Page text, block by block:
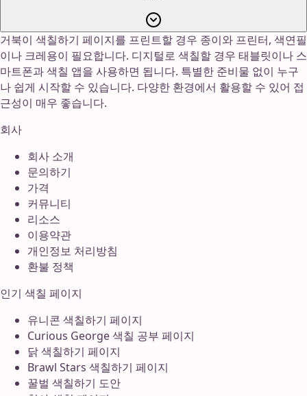
거북이 색칠하기 페이지를 프린트할 경우 종이와 프린터, 색연필
이나 크레용이 필요합니다. 디지털로 색칠할 경우 태블릿이나 스
마트폰과 색칠 앱을 사용하면 됩니다. 특별한 준비물 없이 누구
나 쉽게 시작할 수 있습니다. 다양한 환경에서 활용할 수 있어 접
근성이 매우 좋습니다.
회사
회사 소개
문의하기
가격
커뮤니티
리소스
이용약관
개인정보 처리방침
환불 정책
인기 색칠 페이지
유니콘 색칠하기 페이지
Curious George 색칠 공부 페이지
닭 색칠하기 페이지
Brawl Stars 색칠하기 페이지
꿀벌 색칠하기 도안